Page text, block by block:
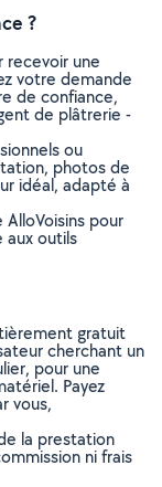
?
recevoir une
votre demande
de confiance,
de plâtrerie -
ou
photos de
idéal, adapté à
pour
aux outils
gratuit
cherchant un
pour une
Payez
vous,
la prestation
ni frais